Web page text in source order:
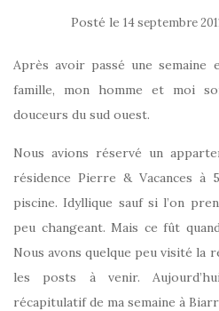
Posté le 14 septembre
Après avoir passé une semaine
famille, mon homme et moi
douceurs du sud ouest.
Nous avions réservé un
résidence Pierre & Vacances
piscine. Idyllique sauf si l’on
peu changeant. Mais ce fût
Nous avons quelque peu visité la
les posts à venir.
récapitulatif de ma semaine à